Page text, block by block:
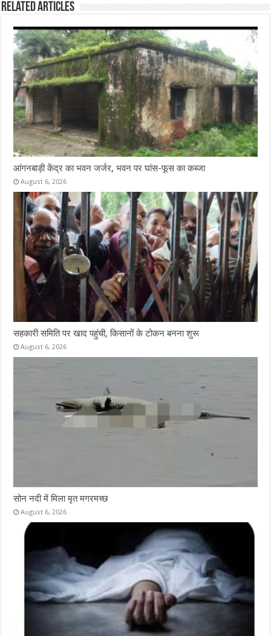
o
o
k
r
A
p
p
Related Articles
आंगनबाड़ी केंद्र का भवन जर्जर, भवन पर घांस-फूस का कब्जा
August 6, 2026
सहकारी समिति पर खाद पहुंची, किसानों के टोकन बनना शुरू
August 6, 2026
सोन नदी में मिला मृत मगरमच्छ
August 6, 2026